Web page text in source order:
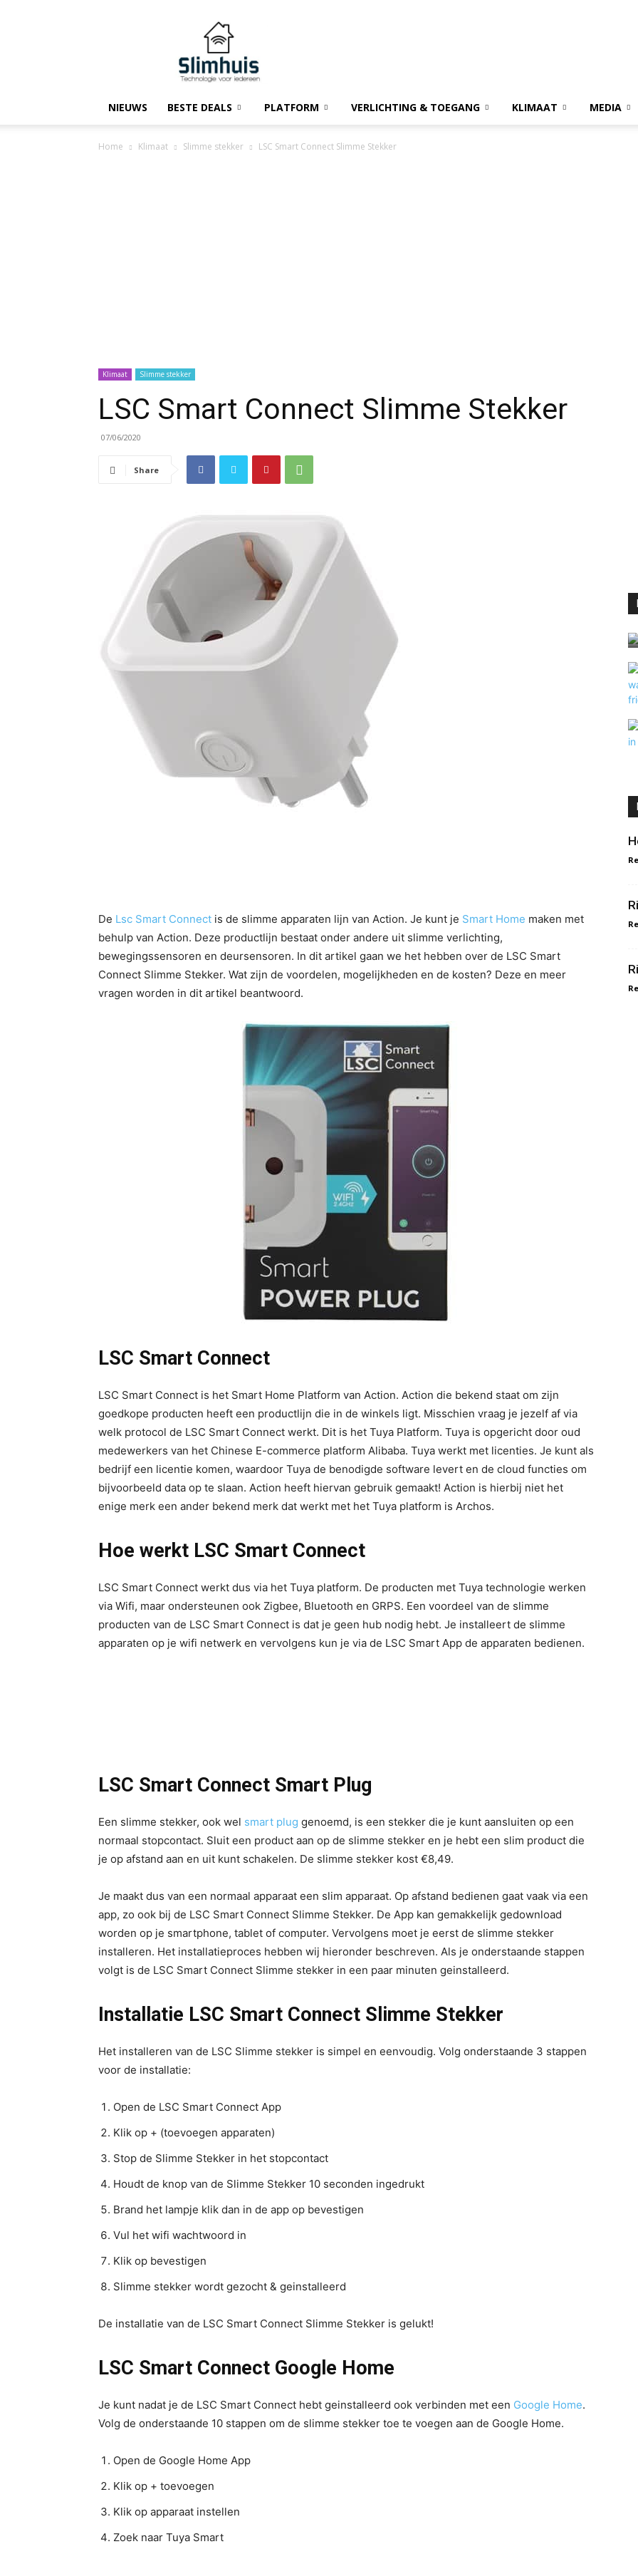
Slimhuis.tech
NIEUWS BESTE DEALS PLATFORM VERLICHTING & TOEGANG KLIMAAT MEDIA
Home Klimaat Slimme stekker LSC Smart Connect Slimme Stekker
Klimaat Slimme stekker
LSC Smart Connect Slimme Stekker
07/06/2020
Share
De Lsc Smart Connect is de slimme apparaten lijn van Action. Je kunt je Smart Home maken met
behulp van Action. Deze productlijn bestaat onder andere uit slimme verlichting,
bewegingssensoren en deursensoren. In dit artikel gaan we het hebben over de LSC Smart
Connect Slimme Stekker. Wat zijn de voordelen, mogelijkheden en de kosten? Deze en meer
vragen worden in dit artikel beantwoord.
LSC Smart Connect
LSC Smart Connect is het Smart Home Platform van Action. Action die bekend staat om zijn
goedkope producten heeft een productlijn die in de winkels ligt. Misschien vraag je jezelf af via
welk protocol de LSC Smart Connect werkt. Dit is het Tuya Platform. Tuya is opgericht door oud
medewerkers van het Chinese E-commerce platform Alibaba. Tuya werkt met licenties. Je kunt als
bedrijf een licentie komen, waardoor Tuya de benodigde software levert en de cloud functies om
bijvoorbeeld data op te slaan. Action heeft hiervan gebruik gemaakt! Action is hierbij niet het
enige merk een ander bekend merk dat werkt met het Tuya platform is Archos.
Hoe werkt LSC Smart Connect
LSC Smart Connect werkt dus via het Tuya platform. De producten met Tuya technologie werken
via Wifi, maar ondersteunen ook Zigbee, Bluetooth en GRPS. Een voordeel van de slimme
producten van de LSC Smart Connect is dat je geen hub nodig hebt. Je installeert de slimme
apparaten op je wifi netwerk en vervolgens kun je via de LSC Smart App de apparaten bedienen.
LSC Smart Connect Smart Plug
Een slimme stekker, ook wel smart plug genoemd, is een stekker die je kunt aansluiten op een
normaal stopcontact. Sluit een product aan op de slimme stekker en je hebt een slim product die
je op afstand aan en uit kunt schakelen. De slimme stekker kost €8,49.
Je maakt dus van een normaal apparaat een slim apparaat. Op afstand bedienen gaat vaak via een
app, zo ook bij de LSC Smart Connect Slimme Stekker. De App kan gemakkelijk gedownload
worden op je smartphone, tablet of computer. Vervolgens moet je eerst de slimme stekker
installeren. Het installatieproces hebben wij hieronder beschreven. Als je onderstaande stappen
volgt is de LSC Smart Connect Slimme stekker in een paar minuten geinstalleerd.
Installatie LSC Smart Connect Slimme Stekker
Het installeren van de LSC Slimme stekker is simpel en eenvoudig. Volg onderstaande 3 stappen
voor de installatie:
Open de LSC Smart Connect App
Klik op + (toevoegen apparaten)
Stop de Slimme Stekker in het stopcontact
Houdt de knop van de Slimme Stekker 10 seconden ingedrukt
Brand het lampje klik dan in de app op bevestigen
Vul het wifi wachtwoord in
Klik op bevestigen
Slimme stekker wordt gezocht & geinstalleerd
De installatie van de LSC Smart Connect Slimme Stekker is gelukt!
LSC Smart Connect Google Home
Je kunt nadat je de LSC Smart Connect hebt geinstalleerd ook verbinden met een Google Home.
Volg de onderstaande 10 stappen om de slimme stekker toe te voegen aan de Google Home.
Open de Google Home App
Klik op + toevoegen
Klik op apparaat instellen
Zoek naar Tuya Smart